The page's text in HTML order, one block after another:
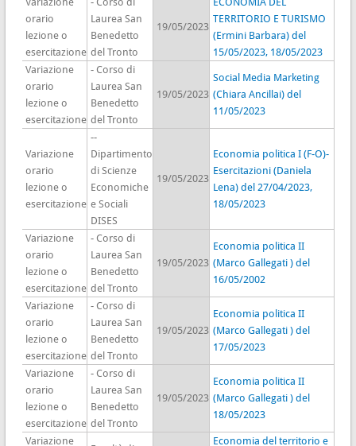
orario
lezione o
esercitazione
Laurea San
Benedetto
del Tronto
19/05/2023
TERRITORIO E TURISMO
(Ermini Barbara) del
15/05/2023, 18/05/2023
Variazione
orario
lezione o
esercitazione
- Corso di
Laurea San
Benedetto
del Tronto
19/05/2023
Social Media Marketing
(Chiara Ancillai) del
11/05/2023
Variazione
orario
lezione o
esercitazione
--
Dipartimento
di Scienze
Economiche
e Sociali
DISES
19/05/2023
Economia politica I (F-O)-
Esercitazioni (Daniela
Lena) del 27/04/2023,
18/05/2023
Variazione
orario
lezione o
esercitazione
- Corso di
Laurea San
Benedetto
del Tronto
19/05/2023
Economia politica II
(Marco Gallegati ) del
16/05/2002
Variazione
orario
lezione o
esercitazione
- Corso di
Laurea San
Benedetto
del Tronto
19/05/2023
Economia politica II
(Marco Gallegati ) del
17/05/2023
Variazione
orario
lezione o
esercitazione
- Corso di
Laurea San
Benedetto
del Tronto
19/05/2023
Economia politica II
(Marco Gallegati ) del
18/05/2023
Variazione
Economia del territorio e